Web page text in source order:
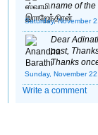
name of
Saturday, November
Dear
post,
Thanks
Sunday, November
Write a comment